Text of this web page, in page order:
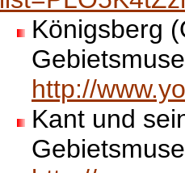
Königsberg
http://
Kant und